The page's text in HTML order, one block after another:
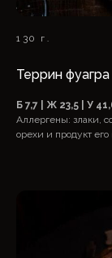
130 г.
Террин фуагра
Б 7,7 | Ж 23,5 | У
Аллергены: злаки,
орехи и продукт его